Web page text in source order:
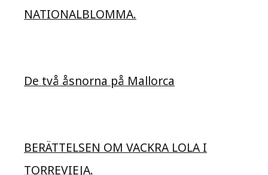
NATIONALBLOMMA.
De två åsnorna på Mallorca
BERÄTTELSEN OM VACKRA LOLA I
TORREVIEJA.